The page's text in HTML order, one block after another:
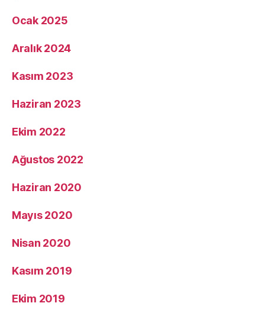
Ocak 2025
Aralık 2024
Kasım 2023
Haziran 2023
Ekim 2022
Ağustos 2022
Haziran 2020
Mayıs 2020
Nisan 2020
Kasım 2019
Ekim 2019